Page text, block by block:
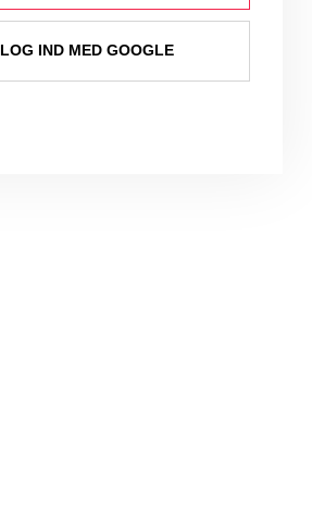
LOG IND MED GOOGLE